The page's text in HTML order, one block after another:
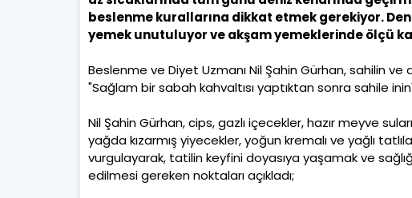
beslenme kurallarına dikkat etmek gerekiyor.
yemek unutuluyor ve akşam yemeklerinde ölçü
Beslenme ve Diyet Uzmanı Nil Şahin Gürhan, sahilin
"Sağlam bir sabah kahvaltısı yaptıktan sonra sahile
Nil Şahin Gürhan, cips, gazlı içecekler, hazır meyve
yağda kızarmış yiyecekler, yoğun kremalı ve yağlı
vurgulayarak, tatilin keyfini doyasıya yaşamak ve
edilmesi gereken noktaları açıkladı;